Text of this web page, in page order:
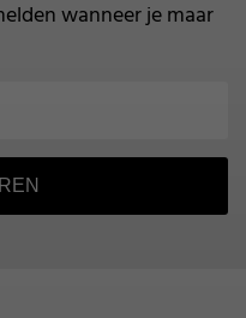
wanneer je maar